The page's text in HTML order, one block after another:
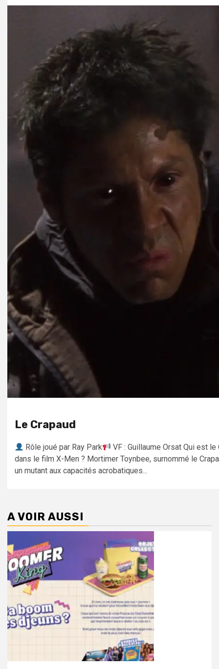
Le Crapaud
Rôle joué par Ray Park
VF : Guillaume Orsat Qui est le
dans le film X-Men ? Mortimer Toynbee, surnommé le
un mutant aux capacités acrobatiques...
A VOIR AUSSI